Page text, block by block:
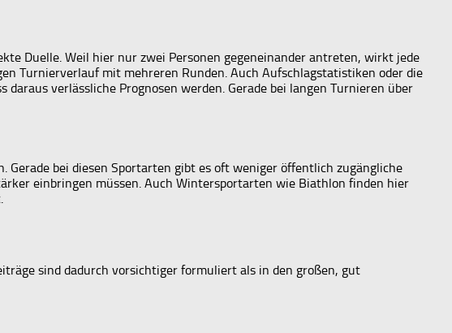
Duelle. Weil hier nur zwei Personen gegeneinander antreten, wirkt jede
Turnierverlauf mit mehreren Runden. Auch Aufschlagstatistiken oder die
verlässliche Prognosen werden. Gerade bei langen Turnieren über
bei diesen Sportarten gibt es oft weniger öffentlich zugängliche
einbringen müssen. Auch Wintersportarten wie Biathlon finden hier
sind dadurch vorsichtiger formuliert als in den großen, gut